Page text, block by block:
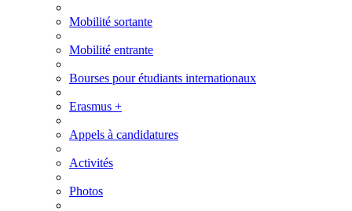
Mobilité sortante
Mobilité entrante
Bourses pour étudiants internationaux
Erasmus +
Appels à candidatures
Activités
Photos